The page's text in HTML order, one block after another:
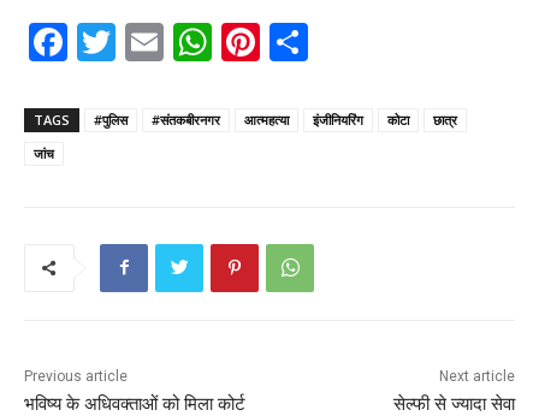
F
a
c
T
w
itt
E
m
ai
W
h
a
p
p
Pi
nt
er ar
TAGS #पुलिस #संतकबीरनगर आत्महत्या इंजीनियरिंग कोटा
छात्र
जांच
Previous article
भविष्य के अधिवक्ताओं को मिला कोर्ट
Next article
सेल्फी से ज्यादा सेवा